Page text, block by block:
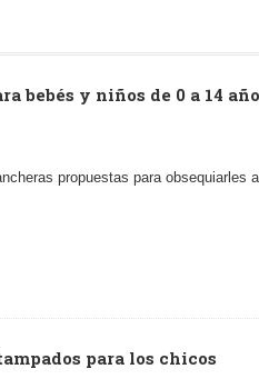
bebés y niños de 0 a 14
propuestas para obsequiarles
para los chicos